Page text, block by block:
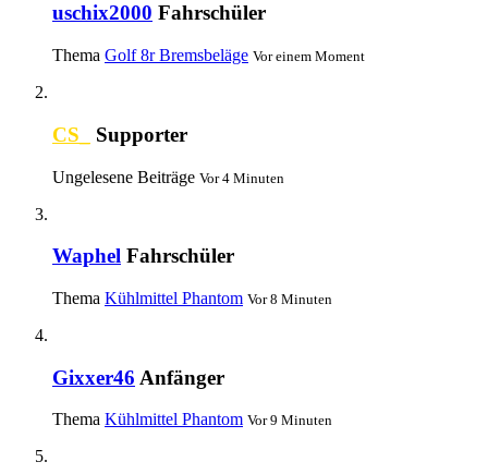
uschix2000 Fahrschüler
Thema Golf 8r Bremsbeläge Vor einem Moment
CS_ Supporter
Ungelesene Beiträge Vor 4 Minuten
Waphel Fahrschüler
Thema Kühlmittel Phantom Vor 8 Minuten
Gixxer46 Anfänger
Thema Kühlmittel Phantom Vor 9 Minuten